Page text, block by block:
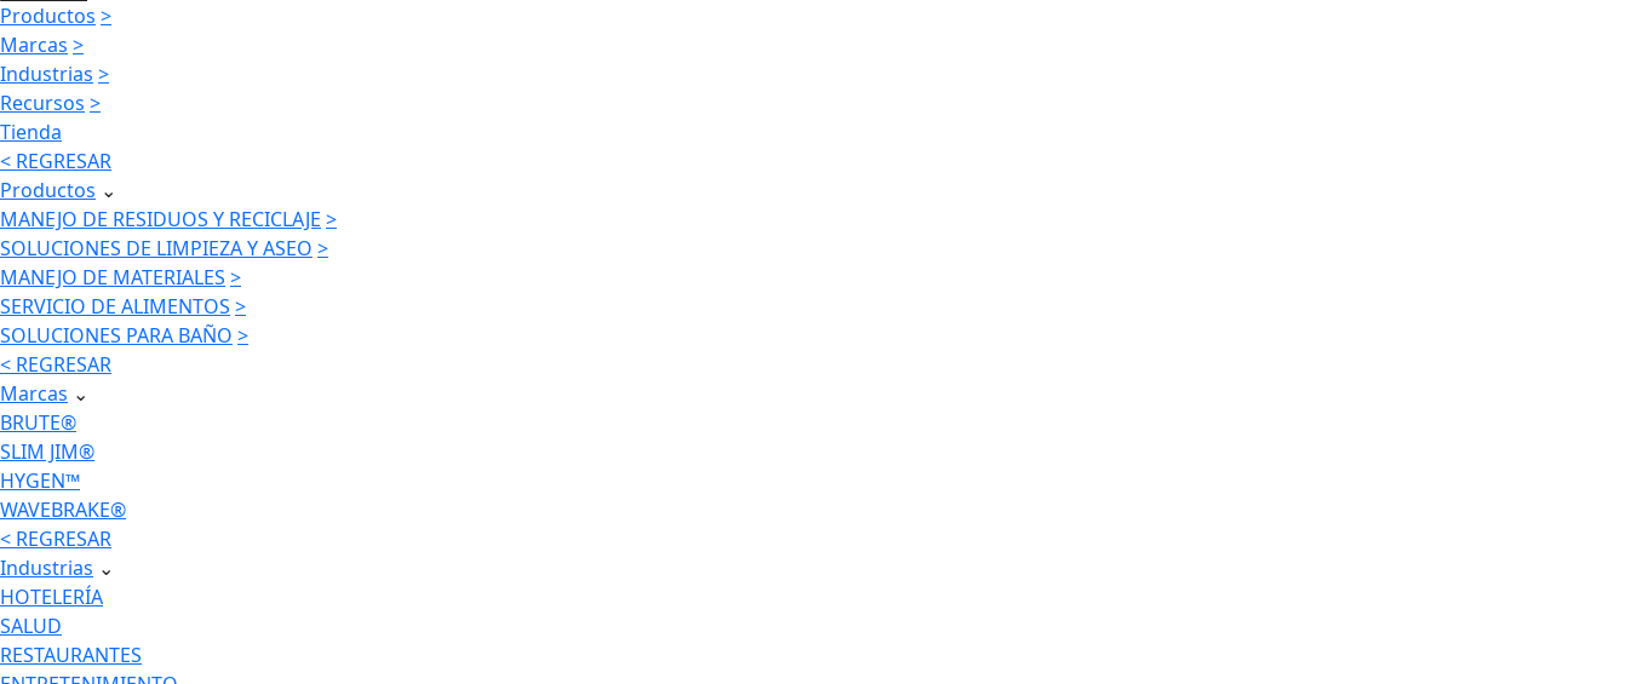
Productos >
Marcas >
Industrias >
Recursos >
Tienda
< REGRESAR
Productos ⌄
MANEJO DE RESIDUOS Y RECICLAJE >
SOLUCIONES DE LIMPIEZA Y ASEO >
MANEJO DE MATERIALES >
SERVICIO DE ALIMENTOS >
SOLUCIONES PARA BAÑO >
< REGRESAR
Marcas ⌄
BRUTE®
SLIM JIM®
HYGEN™
WAVEBRAKE®
< REGRESAR
Industrias ⌄
HOTELERÍA
SALUD
RESTAURANTES